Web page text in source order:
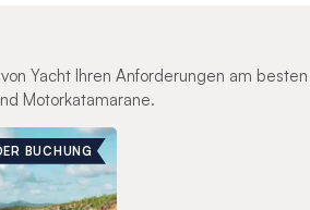
Yacht Ihren Anforderungen am
Motorkatamarane.
BUCHUNG